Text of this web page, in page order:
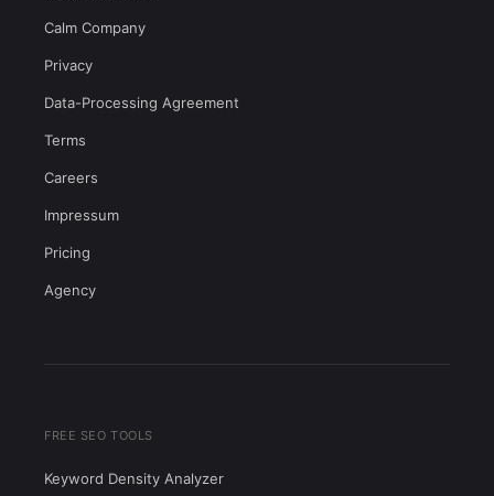
Calm Company
Privacy
Data-Processing Agreement
Terms
Careers
Impressum
Pricing
Agency
FREE SEO TOOLS
Keyword Density Analyzer